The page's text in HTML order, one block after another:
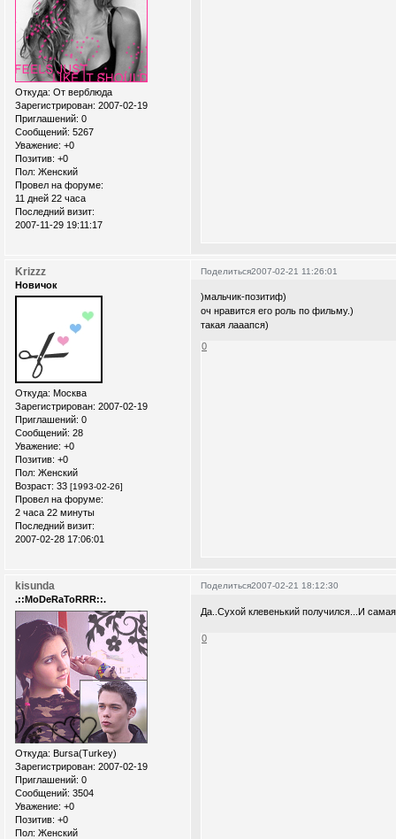
Откуда: От верблюда
Зарегистрирован: 2007-02-19
Приглашений: 0
Сообщений: 5267
Уважение: +0
Позитив: +0
Пол: Женский
Провел на форуме:
11 дней 22 часа
Последний визит:
2007-11-29 19:11:17
Поделиться2007-02-21 11:26:01
Krizzz
Новичок
Откуда: Москва
Зарегистрирован: 2007-02-19
Приглашений: 0
Сообщений: 28
Уважение: +0
Позитив: +0
Пол: Женский
Возраст: 33 [1993-02-26]
Провел на форуме:
2 часа 22 минуты
Последний визит:
2007-02-28 17:06:01
)мальчик-позитиф)
оч нравится его роль по фильму.)
такая лааапся)
0
Поделиться2007-02-21 18:12:30
kisunda
.::MoDeRaToRRR::.
Откуда: Bursa(Turkey)
Зарегистрирован: 2007-02-19
Приглашений: 0
Сообщений: 3504
Уважение: +0
Позитив: +0
Пол: Женский
Да..Сухой клевенький получился...И
0